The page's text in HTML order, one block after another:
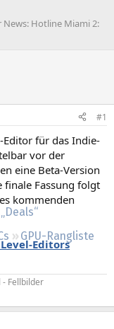
GPU-Rangliste
News: Hotline Miami 2:
#1
für das Indie-
vor der
eine Beta-Version
finale Fassung folgt
kommenden
Editors
- Fellbilder